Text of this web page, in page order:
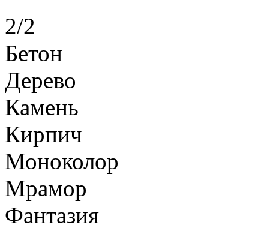
2/2
Бетон
Дерево
Камень
Кирпич
Моноколор
Мрамор
Фантазия